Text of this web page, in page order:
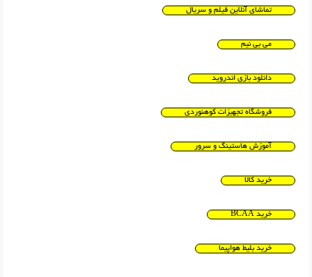
تماشای آنلاین فیلم و سریال
می بی نیم
دانلود بازی اندروید
فروشگاه تجهیزات کوهنوردی
آموزش هاستینگ و سرور
خرید کالا
خرید BCAA
خرید بلیط هواپیما